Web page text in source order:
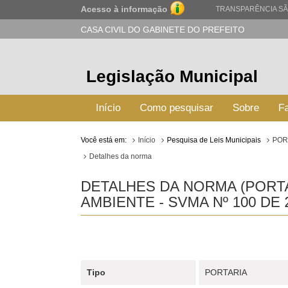
Acesso à informação TRANSPARÊNCIA
CASA CIVIL DO GABINETE DO PREFEITO
Legislação Municipal
Início Como pesquisar Sobre
Você está em: Início Pesquisa de Leis Municipais
Detalhes da norma
DETALHES DA NORMA
AMBIENTE - SVMA Nº 100
Tipo PORTARIA